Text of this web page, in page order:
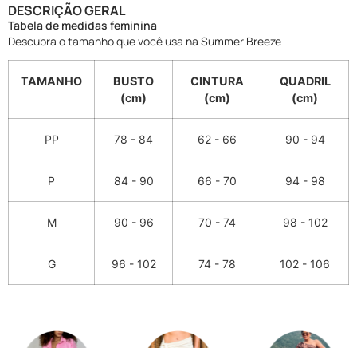
DESCRIÇÃO GERAL
Tabela de medidas feminina
Descubra o tamanho que você usa na Summer Breeze
TAMANHO
BUSTO
(cm)
CINTURA
(cm)
QUADRIL
(cm)
PP 78 - 84 62 - 66 90 - 94
P 84 - 90 66 - 70 94 - 98
M 90 - 96 70 - 74 98 - 102
G 96 - 102 74 - 78 102 - 106